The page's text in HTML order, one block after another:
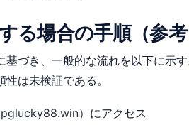
る場合の手順（参
基づき、一般的な流れを以下に示
は未検証である。
）にアクセス